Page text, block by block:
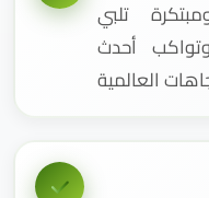
تلبي
أحدث